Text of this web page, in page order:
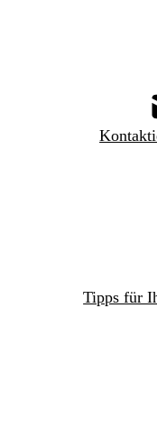
Tipps für